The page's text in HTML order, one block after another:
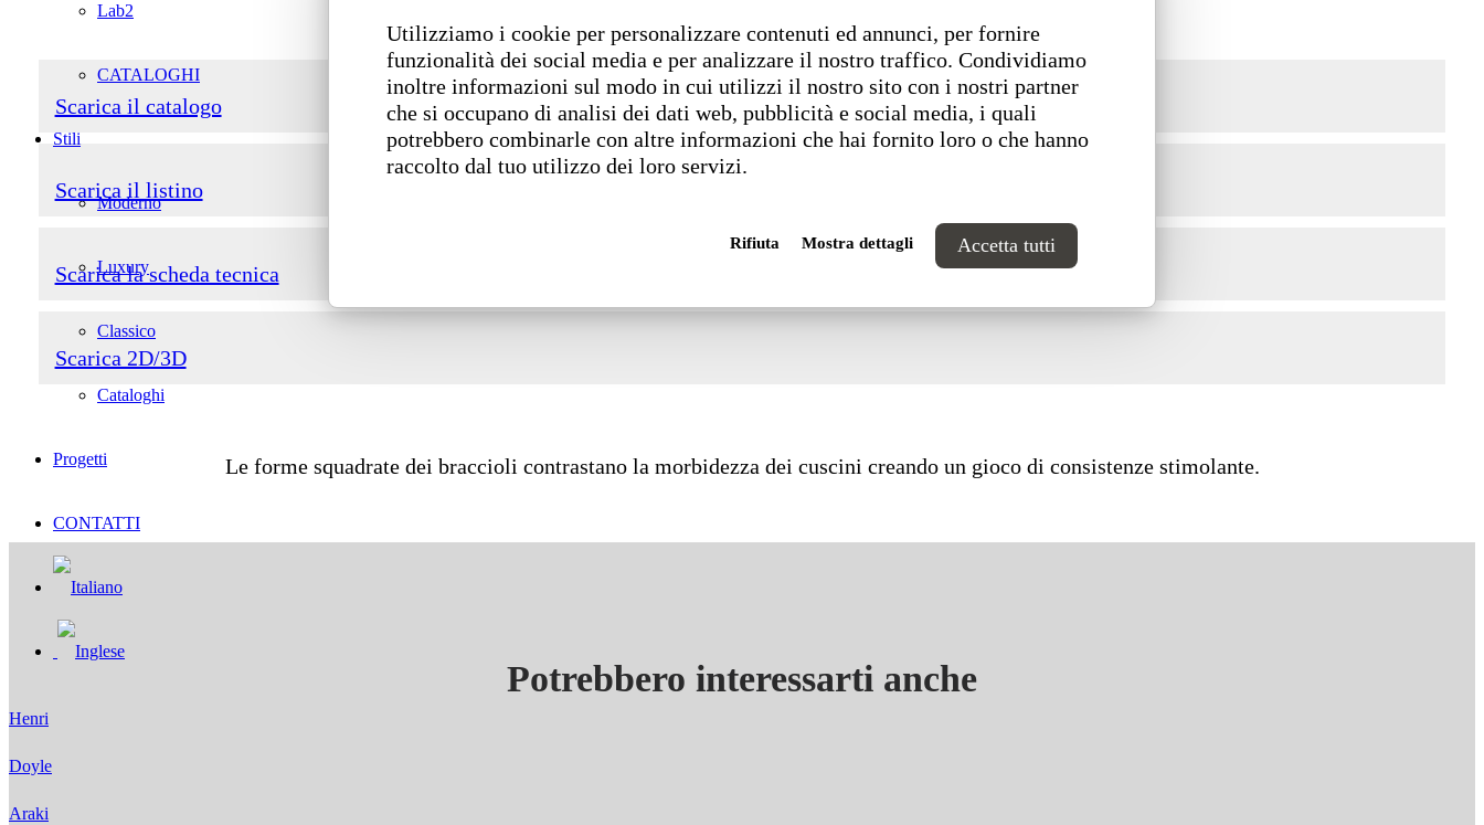
Utilizziamo i cookie per personalizzare contenuti ed annunci, per fornire
funzionalità dei social media e per analizzare il nostro traffico. Condividiamo
inoltre informazioni sul modo in cui utilizzi il nostro sito con i nostri partner
che si occupano di analisi dei dati web, pubblicità e social media, i quali
potrebbero combinarle con altre informazioni che hai fornito loro o che hanno
raccolto dal tuo utilizzo dei loro servizi.
Rifiuta Mostra dettagli Accetta tutti
Lab2
CATALOGHI
Stili
Moderno
Luxury
Classico
Cataloghi
Progetti
CONTATTI
Scarica il catalogo
Scarica il listino
Scarica la scheda tecnica
Scarica 2D/3D
Le forme squadrate dei braccioli contrastano la morbidezza dei cuscini creando un gioco di consistenze stimolante.
Potrebbero interessarti anche
Henri
Doyle
Araki